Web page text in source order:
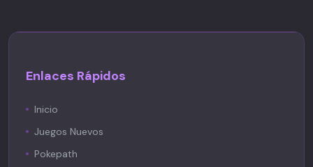
Enlaces Rápidos
Inicio
Juegos Nuevos
Pokepath